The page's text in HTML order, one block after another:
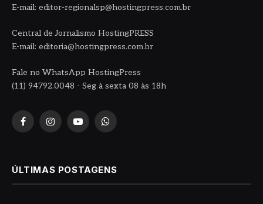
E-mail: editor-regionalsp@hostingpress.com.br
Central de Jornalismo HostingPRESS
E-mail: editoria@hostingpress.com.br
Fale no WhatsApp HostingPress
(11) 94792.0048 - Seg à sexta 08 às 18h
FacebookInstagramYouTubeWhatsApp
ÚLTIMAS POSTAGENS